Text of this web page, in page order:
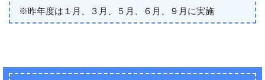
※昨年度は１月、３月、５月、６月、９月に実施